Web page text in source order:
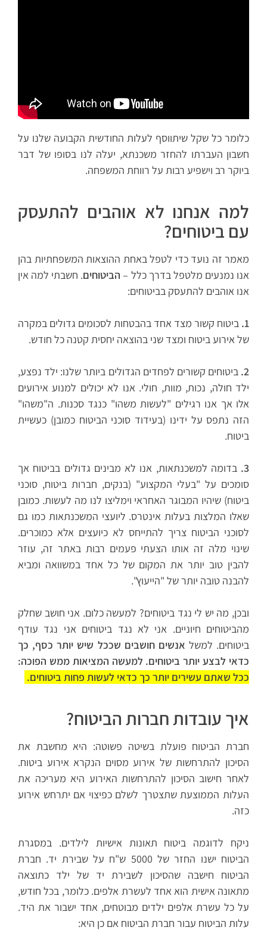
כלומר כל שקל שיתווסף לעלות החודשית הקבועה שלנו על
חשבון העברתו להחזר משכנתא, יעלה לנו בסופו של דבר
ביוקר רב וישפיע רבות על רווחת המשפחה.
למה אנחנו לא אוהבים להתעסק
עם ביטוחים?
מאמר זה נועד כדי לטפל באחת ההוצאות המשפחתיות בהן
אנו נמנעים מלטפל בדרך כלל –הביטוחים. חשבתי למה אין
אנו אוהבים להתעסק בביטוחים:
ביטוח קשור מצד אחד בהבטחות לסכומים גדולים במקרה
של אירוע ביטוח ומצד שני בהוצאה יחסית קטנה כל חודש.
ביטוחים קשורים לפחדים הגדולים ביותר שלנו: ילד נפצע,
ילד חולה, נכות, מוות, חולי. אנו לא יכולים למנוע אירועים
אלו אך אנו רגילים "לעשות משהו" כנגד סכנות. ה"משהו"
הזה נתפס על ידינו (בעידוד סוכני הביטוח כמובן) כעשיית
ביטוח.
בדומה למשכנתאות, אנו לא מבינים גדולים בביטוח אך
סומכים על "בעלי המקצוע" (בנקים, חברות ביטוח, סוכני
ביטוח) שיהיו המבוגר האחראי וימליצו לנו מה לעשות. כמובן
שאלו המלצות בעלות אינטרס. ליועצי המשכנתאות כמו גם
לסוכני הביטוח צריך להתייחס לא כיועצים אלא כמוכרים.
שינוי מלה זה אותו הצעתי פעמים רבות באתר זה, עוזר
להבין טוב יותר את המקום של כל אחד במשוואה ומביא
להבנה טובה יותר של "הייעוץ".
ובכן, מה יש לי נגד ביטוחים? למעשה כלום. אני חושב שחלק
מהביטוחים חיוניים. אני לא נגד ביטוחים אני נגד עודף
ביטוחים. למשלאנשים חושבים שככל שיש יותר כסף, כך
כדאי לבצע יותר ביטוחים. למעשה המציאות ממש הפוכה:
ככל שאתם עשירים יותר כך כדאי לעשות פחות ביטוחים.
איך עובדות חברות הביטוח?
חברת הביטוח פועלת בשיטה פשוטה: היא מחשבת את
הסיכון להתרחשות של אירוע מסוים הנקרא אירוע ביטוח.
לאחר חישוב הסיכון להתרחשות האירוע היא מעריכה את
העלות הממוצעת שתצטרך לשלם כפיצוי אם יתרחש אירוע
ניקח לדוגמה ביטוח תאונות אישיות לילדים. במסגרת
הביטוח ישנו החזר של 5000 ש"ח על שבירת יד. חברת
הביטוח חישבה שהסיכון לשבירת יד של ילד כתוצאה
מתאונה אישית הוא אחד לעשרת אלפים. כלומר, בכל חודש,
על כל עשרת אלפים ילדים מבוטחים, אחד ישבור את היד.
עלות הביטוח עבור חברת הביטוח אם כן היא: